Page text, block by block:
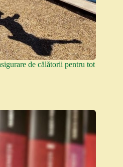
de călătorii pentru tot